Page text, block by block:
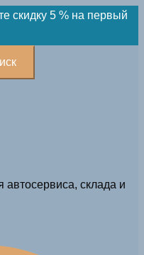
скидку 5 % на первый
автосервиса, склада и